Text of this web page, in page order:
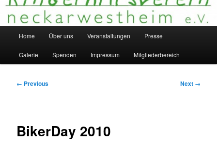
Home Über uns Veranstaltungen Presse
Galerie Spenden Impressum Mitgliederbereich
Image
← Previous Next →
BikerDay 2010